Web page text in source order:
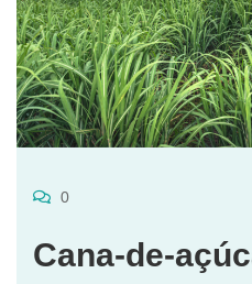
0
Cana-de-